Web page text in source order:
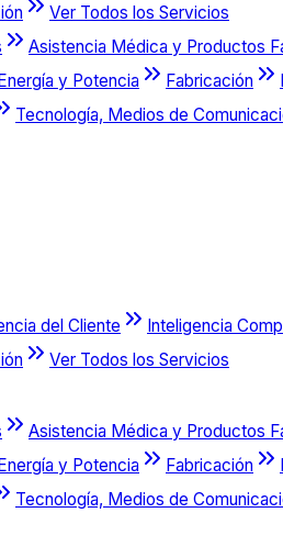
Ver Todos los Servicios
Asistencia Médica y Productos
y Potencia Fabricación
Tecnología, Medios de
del Cliente Inteligencia
Ver Todos los Servicios
Asistencia Médica y Productos
y Potencia Fabricación
Tecnología, Medios de